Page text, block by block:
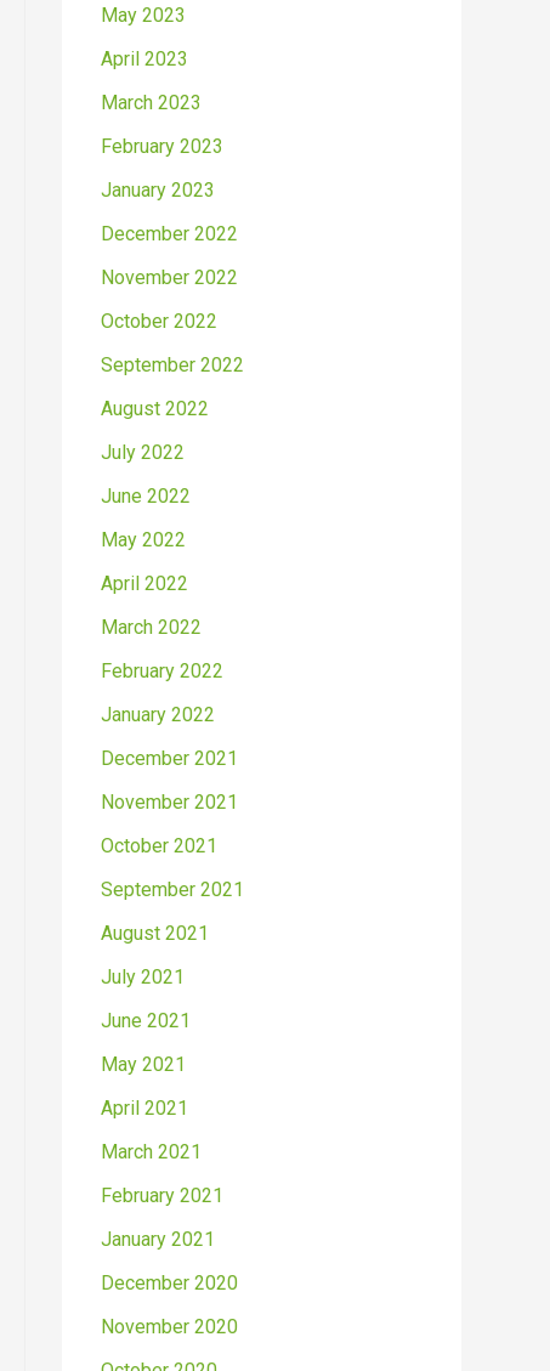
May 2023
April 2023
March 2023
February 2023
January 2023
December 2022
November 2022
October 2022
September 2022
August 2022
July 2022
June 2022
May 2022
April 2022
March 2022
February 2022
January 2022
December 2021
November 2021
October 2021
September 2021
August 2021
July 2021
June 2021
May 2021
April 2021
March 2021
February 2021
January 2021
December 2020
November 2020